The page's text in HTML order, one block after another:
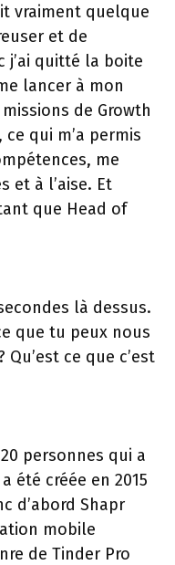
vraiment quelque
et de
j’ai quitté la boite
lancer à mon
de Growth
qui m’a permis
me
et à l’aise. Et
que Head of
là dessus.
que tu peux nous
Qu’est ce que c’est
personnes qui a
été créée en 2015
d’abord Shapr
mobile
de Tinder Pro